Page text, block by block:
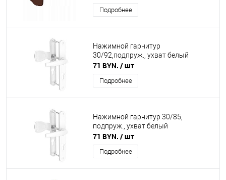
Подробнее
Нажимной гарнитур
30/92,подпруж., ухват белый
71 BYN. / шт
Подробнее
Нажимной гарнитур 30/85,
подпруж., ухват белый
71 BYN. / шт
Подробнее